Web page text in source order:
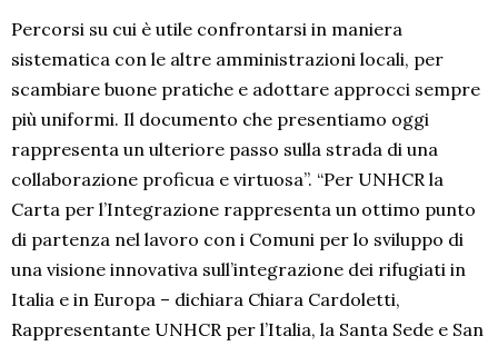
Percorsi su cui è utile confrontarsi in maniera
sistematica con le altre amministrazioni locali, per
scambiare buone pratiche e adottare approcci sempre
più uniformi. Il documento che presentiamo oggi
rappresenta un ulteriore passo sulla strada di una
collaborazione proficua e virtuosa”. “Per UNHCR la
Carta per l’Integrazione rappresenta un ottimo punto
di partenza nel lavoro con i Comuni per lo sviluppo di
una visione innovativa sull’integrazione dei rifugiati in
Italia e in Europa – dichiara Chiara Cardoletti,
Rappresentante UNHCR per l’Italia, la Santa Sede e San